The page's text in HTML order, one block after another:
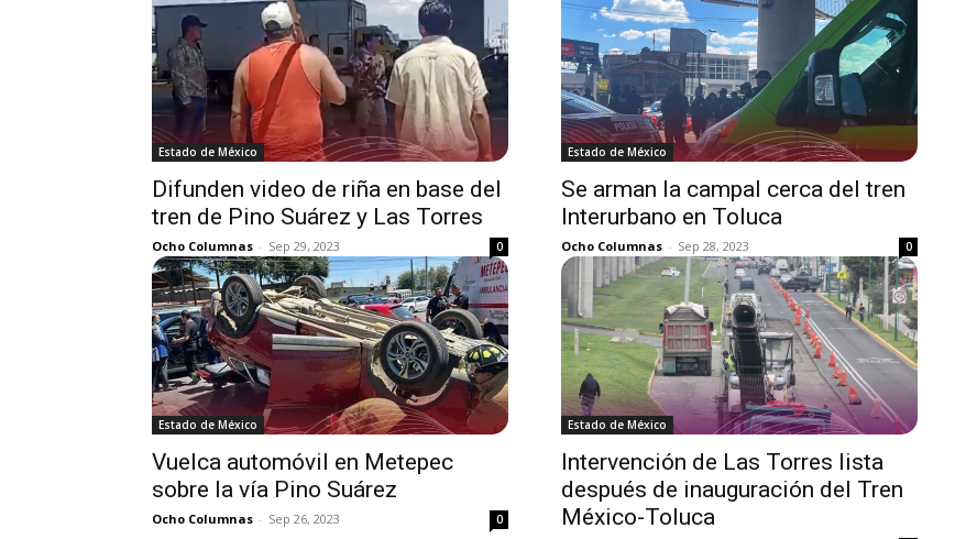
Estado de México
Difunden video de riña en base del
tren de Pino Suárez y Las Torres
Ocho Columnas - Sep 29, 2023 0
Estado de México
Se arman la campal cerca del tren
Interurbano en Toluca
Ocho Columnas - Sep 28, 2023 0
Estado de México
Vuelca automóvil en Metepec
sobre la vía Pino Suárez
Ocho Columnas - Sep 26, 2023 0
Estado de México
Intervención de Las Torres lista
después de inauguración del Tren
México-Toluca